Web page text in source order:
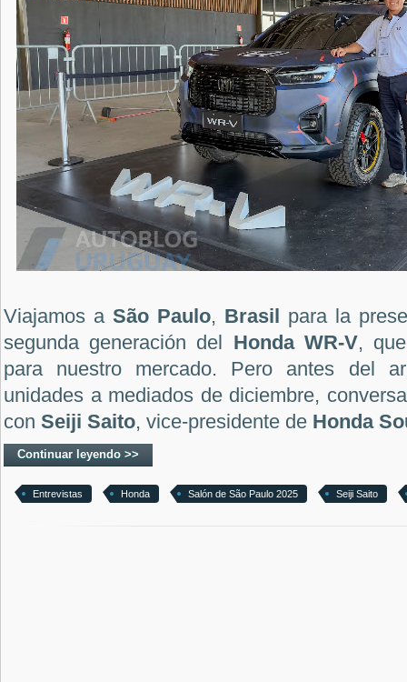
Viajamos a São Paulo, Brasil para la
segunda generación del Honda WR-V, que
para nuestro mercado. Pero antes del
unidades a mediados de diciembre,
con Seiji Saito, vice-presidente de Honda
Continuar leyendo >>
Entrevistas Honda Salón de São Paulo 2025 Seiji Saito